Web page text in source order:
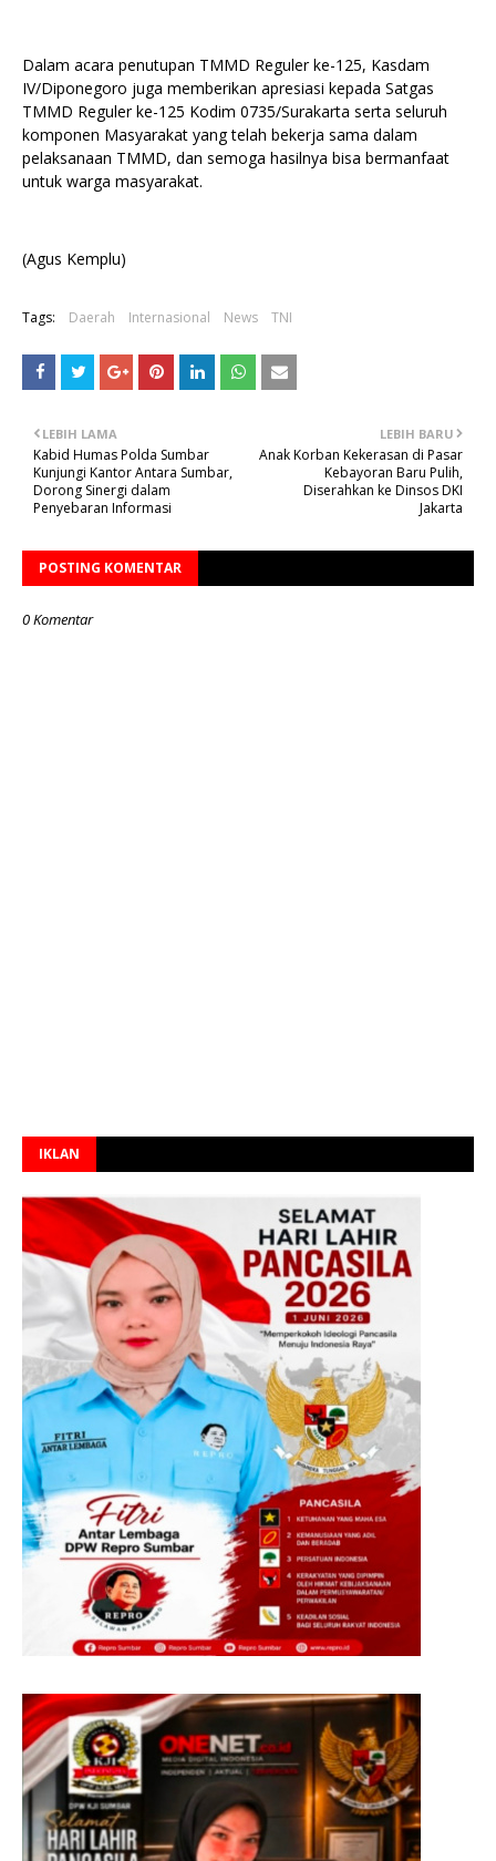
Dalam acara penutupan TMMD Reguler ke-125, Kasdam
IV/Diponegoro juga memberikan apresiasi kepada Satgas
TMMD Reguler ke-125 Kodim 0735/Surakarta serta seluruh
komponen Masyarakat yang telah bekerja sama dalam
pelaksanaan TMMD, dan semoga hasilnya bisa bermanfaat
untuk warga masyarakat.
(Agus Kemplu)
Tags: Daerah Internasional News TNI
LEBIH BARU
Anak Korban Kekerasan di Pasar
Kebayoran Baru Pulih,
Diserahkan ke Dinsos DKI
Jakarta
LEBIH LAMA
Kabid Humas Polda Sumbar
Kunjungi Kantor Antara Sumbar,
Dorong Sinergi dalam
Penyebaran Informasi
POSTING KOMENTAR
0 Komentar
IKLAN